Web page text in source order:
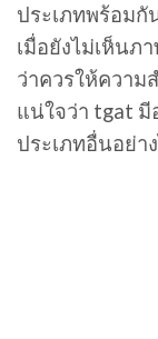
ประเภทพร้อม
เมื่อยังไม่เห็นภ
ว่าควรให้ความ
แน่ใจว่า tgat มี
ประเภทอื่นอย่า